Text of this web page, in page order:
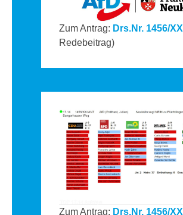
Zum Antrag: Drs.Nr. 1456/XXI
Redebeitrag)
Zum Antrag: Drs.Nr. 1456/XXI